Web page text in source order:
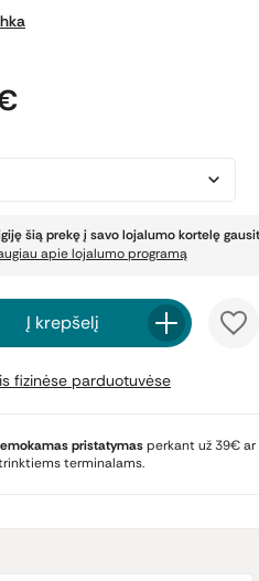
šią prekę į savo lojalumo kortelę
apie lojalumo programą
Į krepšelį
fizinėse parduotuvėse
pristatymasperkant už 39€ ar
terminalams.